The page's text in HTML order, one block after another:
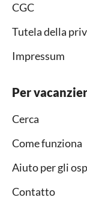
CGC
Tutela della
Impressum
Per
Cerca
Come funziona
Aiuto per gli
Contatto